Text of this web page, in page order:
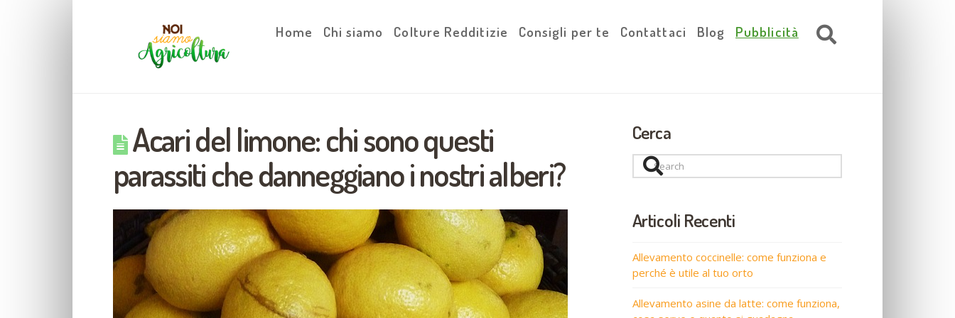
Home Chi siamo Colture Redditizie Consigli per te Contattaci Blog Pubblicità
Acari del limone: chi sono questi
parassiti che danneggiano i nostri alberi?
Cerca
Search
Articoli Recenti
Allevamento coccinelle: come funziona e
perché è utile al tuo orto
Allevamento asine da latte: come funziona,